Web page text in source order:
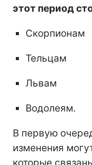
этот период
Скорпионам
Тельцам
Львам
Водолеям.
В первую
изменения
которые